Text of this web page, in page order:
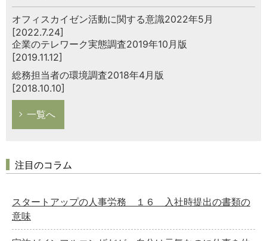
オフィスカイゼン活動に関する意識2022年5月
[2022.7.24]
企業のテレワーク実態調査2019年10月版
[2019.11.12]
総務担当者の環境調査2018年4月版
[2018.10.10]
一覧へ
注目のコラム
スタートアップの人事労務 １６ 入社時提出の書類の
意味